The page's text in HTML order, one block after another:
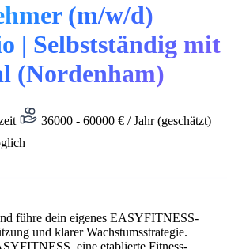
(m/w/d)
| Selbstständig mit
(Nordenham)
36000 - 60000 € / Jahr (geschätzt)
führe dein eigenes EASYFITNESS-
und klarer Wachstumsstrategie.